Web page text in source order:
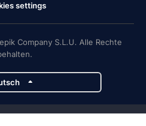
settings
Company S.L.U. Alle Rechte